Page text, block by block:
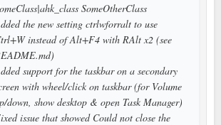
SomeOtherClass
the new setting ctrlwforralt to use
instead of Alt+F4 with RAlt x2 (see
support for the taskbar on a secondary
with wheel/click on taskbar (for Volume
down, show desktop & open Task Manager)
issue that showed Could not close the